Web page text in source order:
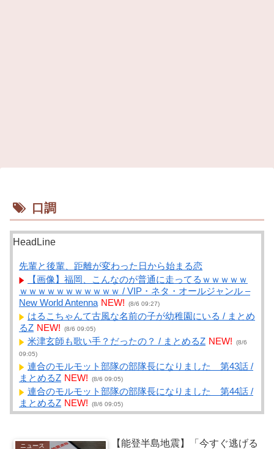
口調
HeadLine
先輩と後輩、距離が変わった日から始まる恋
【画像】福岡、こんなのが普通に走ってるｗｗｗｗｗ
ｗｗｗｗｗｗｗｗｗｗｗ / VIP・ネタ・オールジャンル –
New World Antenna NEW! (8/6 09:27)
はるこちゃんて古風な名前の子が幼稚園にいる / まとめ
るZ NEW! (8/6 09:05)
米津玄師も歌い手？だったの？ / まとめるZ NEW!
(8/6
09:05)
連合のモルモット部隊の部隊長になりました 第43話 /
まとめるZ NEW! (8/6 09:05)
連合のモルモット部隊の部隊長になりました 第44話 /
まとめるZ NEW! (8/6 09:05)
『らぶぽーしょんめーかー』 エピローグ / まとめる
【Kindle】あの「GANTZ」が全巻100円 / NEWまとめサ
ニュース 【能登半島地震】「今すぐ逃げる